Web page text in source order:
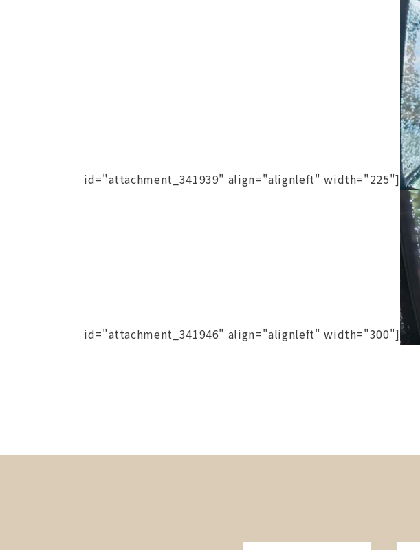
id="attachment_341939" align="alignleft" width="225"]
id="attachment_341946" align="alignleft" width="300"]